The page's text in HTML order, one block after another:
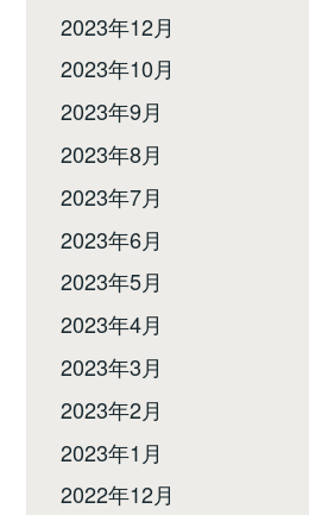
2023年12月
2023年10月
2023年9月
2023年8月
2023年7月
2023年6月
2023年5月
2023年4月
2023年3月
2023年2月
2023年1月
2022年12月